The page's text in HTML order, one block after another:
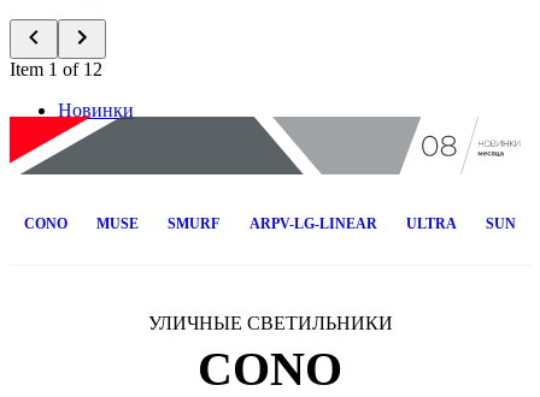
Item 1 of 12
Новинки
CONO MUSE SMURF ARPV-LG-LINEAR ULTRA SUN
УЛИЧНЫЕ СВЕТИЛЬНИКИ
CONO